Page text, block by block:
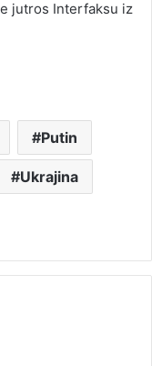
jutros Interfaksu iz
Putin
Ukrajina